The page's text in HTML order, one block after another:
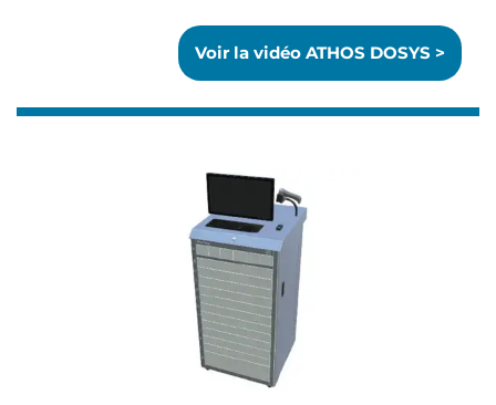
Voir la vidéo ATHOS DOSYS >